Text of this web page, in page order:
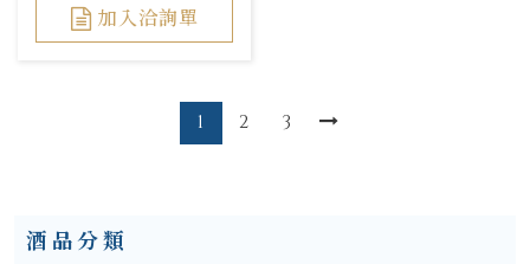
加入洽詢單
1 2 3
酒品分類